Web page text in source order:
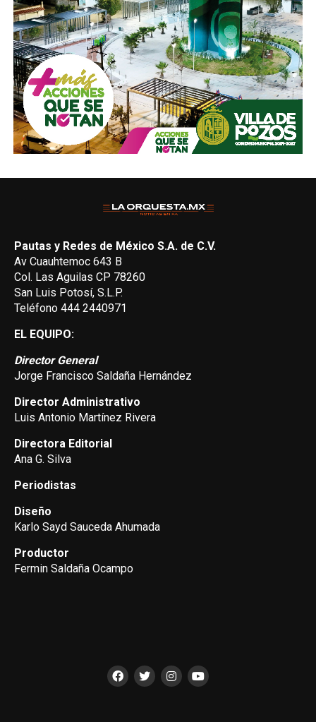
Pautas y Redes de México S.A. de C.V.
Av Cuauhtemoc 643 B
Col. Las Aguilas CP 78260
San Luis Potosí, S.L.P.
Teléfono 444 2440971
EL EQUIPO:
Director General
Jorge Francisco Saldaña Hernández
Director Administrativo
Luis Antonio Martínez Rivera
Directora Editorial
Ana G. Silva
Periodistas
Diseño
Karlo Sayd Sauceda Ahumada
Productor
Fermin Saldaña Ocampo